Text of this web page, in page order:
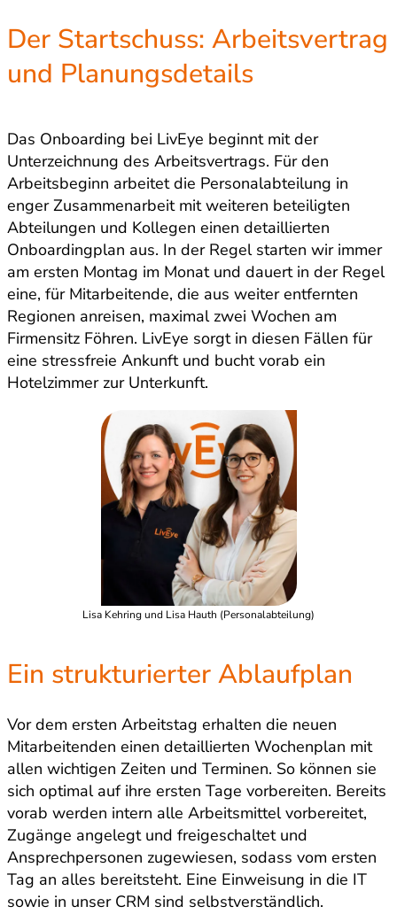
Der Startschuss: Arbeitsvertrag
und Planungsdetails
Das Onboarding bei LivEye beginnt mit der
Unterzeichnung des Arbeitsvertrags. Für den
Arbeitsbeginn arbeitet die Personalabteilung in
enger Zusammenarbeit mit weiteren beteiligten
Abteilungen und Kollegen einen detaillierten
Onboardingplan aus. In der Regel starten wir immer
am ersten Montag im Monat und dauert in der Regel
eine, für Mitarbeitende, die aus weiter entfernten
Regionen anreisen, maximal zwei Wochen am
Firmensitz Föhren. LivEye sorgt in diesen Fällen für
eine stressfreie Ankunft und bucht vorab ein
Hotelzimmer zur Unterkunft.
Lisa Kehring und Lisa Hauth (Personalabteilung)
Ein strukturierter Ablaufplan
Vor dem ersten Arbeitstag erhalten die neuen
Mitarbeitenden einen detaillierten Wochenplan mit
allen wichtigen Zeiten und Terminen. So können sie
sich optimal auf ihre ersten Tage vorbereiten. Bereits
vorab werden intern alle Arbeitsmittel vorbereitet,
Zugänge angelegt und freigeschaltet und
Ansprechpersonen zugewiesen, sodass vom ersten
Tag an alles bereitsteht. Eine Einweisung in die IT
sowie in unser CRM sind selbstverständlich.